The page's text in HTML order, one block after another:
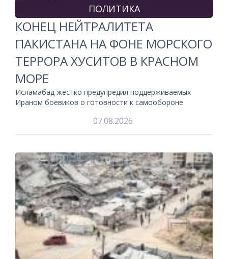
ПОЛИТИКА
КОНЕЦ НЕЙТРАЛИТЕТА
ПАКИСТАНА НА ФОНЕ МОРСКОГО
ТЕРРОРА ХУСИТОВ В КРАСНОМ
МОРЕ
Исламабад жестко предупредил поддерживаемых
Ираном боевиков о готовности к самообороне
07.08.2026